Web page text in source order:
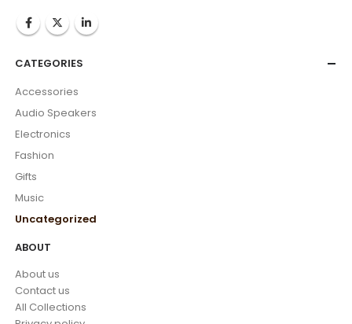
CATEGORIES
Accessories
Audio Speakers
Electronics
Fashion
Gifts
Music
Uncategorized
ABOUT
About us
Contact us
All Collections